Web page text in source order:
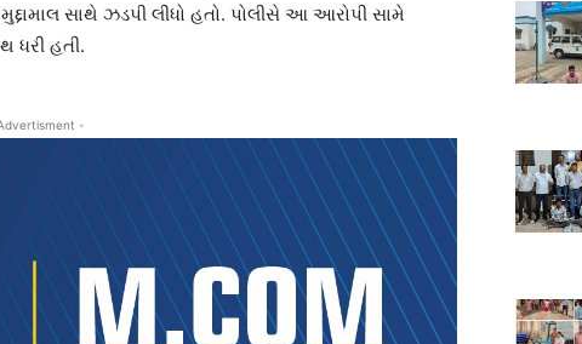
સાથે ઝડપી લીધો હતો. પોલીસે આ આરોપી સામે
ધરી હતી.
-